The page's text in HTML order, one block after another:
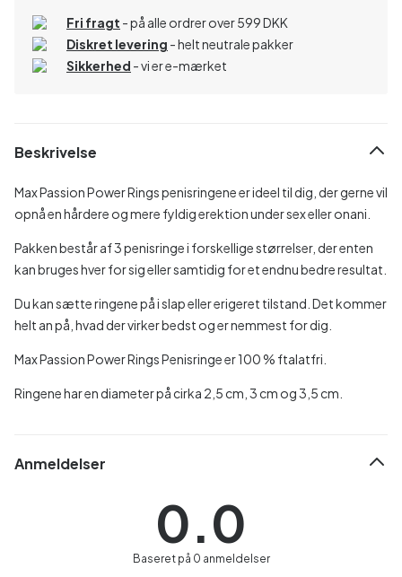
Fri fragt - på alle ordrer over 599 DKK
Diskret levering - helt neutrale pakker
Sikkerhed - vi er e-mærket
Beskrivelse
Max Passion Power Rings penisringene er ideel til dig, der gerne vil
opnå en hårdere og mere fyldig erektion under sex eller onani.
Pakken består af 3 penisringe i forskellige størrelser, der enten
kan bruges hver for sig eller samtidig for et endnu bedre resultat.
Du kan sætte ringene på i slap eller erigeret tilstand. Det kommer
helt an på, hvad der virker bedst og er nemmest for dig.
Max Passion Power Rings Penisringe er 100 % ftalatfri.
Ringene har en diameter på cirka 2,5 cm, 3 cm og 3,5 cm.
Anmeldelser
0.0
Baseret på 0 anmeldelser